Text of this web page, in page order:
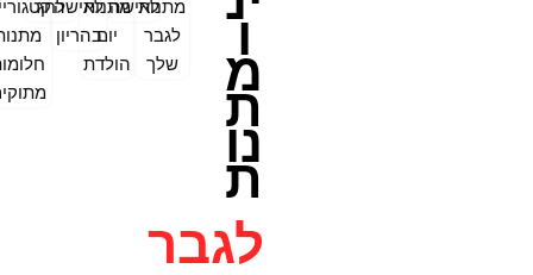
ו
מ
ת
נו
ת
לגבר